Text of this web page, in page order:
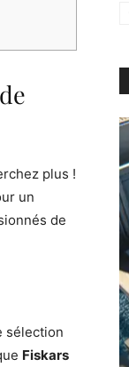
plus !
un
de
sélection
Fiskars